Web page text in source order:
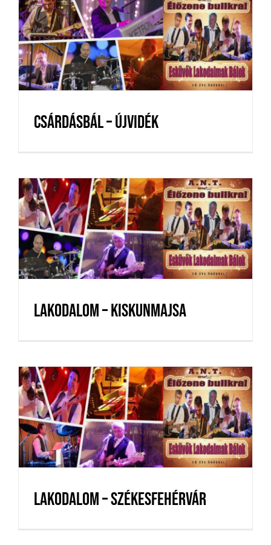
Csárdásbál – Újvidék
Csárdásbál – Újvidék
Lakodalom – Kiskunmajsa
Lakodalom – Kiskunmajsa
Lakodalom – Székesfehérvár
Lakodalom – Székesfehérvár